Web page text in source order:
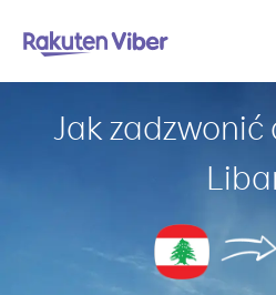
Jak zadzwonić